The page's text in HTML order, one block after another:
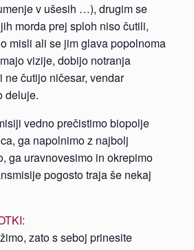
v ušesih …), drugim se
morda prej sploh niso čutili,
misli ali se jim glava popolnoma
vizije, dobijo notranja
ne čutijo ničesar, vendar
deluje.
vedno prečistimo biopolje
ga napolnimo z najbolj
ga uravnovesimo in okrepimo
pogosto traja še nekaj
zato s seboj prinesite